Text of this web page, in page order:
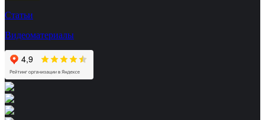
Статьи
Видеоматериалы